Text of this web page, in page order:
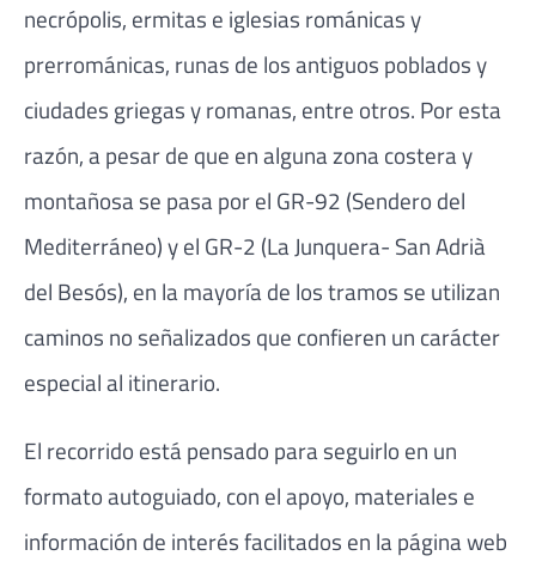
necrópolis, ermitas e iglesias románicas y
prerrománicas, runas de los antiguos poblados y
ciudades griegas y romanas, entre otros. Por esta
razón, a pesar de que en alguna zona costera y
montañosa se pasa por el GR-92 (Sendero del
Mediterráneo) y el GR-2 (La Junquera- San Adrià
del Besós), en la mayoría de los tramos se utilizan
caminos no señalizados que confieren un carácter
especial al itinerario.
El recorrido está pensado para seguirlo en un
formato autoguiado, con el apoyo, materiales e
información de interés facilitados en la página web